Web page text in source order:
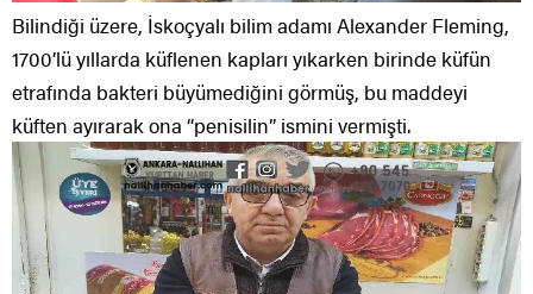
Bilindiği üzere, İskoçyalı bilim adamı Alexander Fleming,
1700’lü yıllarda küflenen kapları yıkarken birinde küfün
etrafında bakteri büyümediğini görmüş, bu maddeyi
küften ayırarak ona “penisilin” ismini vermişti.